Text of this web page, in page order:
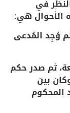
في
الأحوال هي:
وُجِد المُدعى
ثم صدر حكم
بين
المحكوم